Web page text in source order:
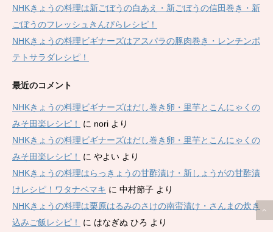
NHKきょうの料理は新ごぼうの白あえ・新ごぼうの信田巻き・新
ごぼうのフレッシュきんぴらレシピ！
NHKきょうの料理ビギナーズはアスパラの豚肉巻き・レンチンポ
テトサラダレシピ！
最近のコメント
NHKきょうの料理ビギナーズはだし巻き卵・里芋とこんにゃくの
みそ田楽レシピ！
に nori より
NHKきょうの料理ビギナーズはだし巻き卵・里芋とこんにゃくの
みそ田楽レシピ！
に やよい より
NHKきょうの料理はらっきょうの甘酢漬け・新しょうがの甘酢漬
けレシピ！ワタナベマキ に 中村節子 より
NHKきょうの料理は栗原はるみのさけの南蛮漬け・さんまの炊き
込みご飯レシピ！
に はなぎぬ ひろ より